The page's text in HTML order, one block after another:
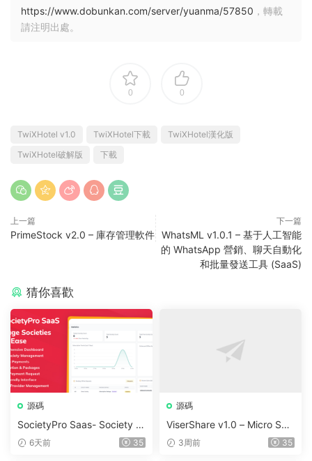
https://www.dobunkan.com/server/yuanma/57850 ，轉載
請注明出處。
0 0
TwiXHotel v1.0 TwiXHotel下載
TwiXHotel漢化版
TwiXHotel破解版
下載
上一篇
PrimeStock v2.0 – 庫存管理軟件
下一篇
WhatsML v1.0.1 – 基于人工智能
的 WhatsApp 營銷、聊天自動化
和批量發送工具 (SaaS)
猜你喜歡
源碼
SocietyPro Saas- Society M
anagement Software v1.0.7
6天前 35
源碼
ViserShare v1.0 – Micro Sha
re Trading And Prediction Pl
3周前 35